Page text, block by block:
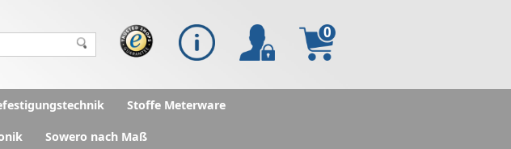
0
Stoffe Meterware
Sowero nach Maß